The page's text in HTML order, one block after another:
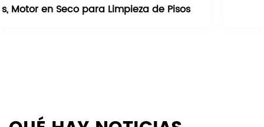
para Mascotas de 141 mm